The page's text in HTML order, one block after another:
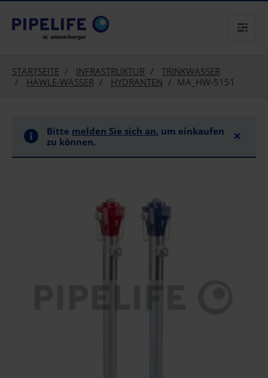
text.skipToContent
text.skipToNavigation
STARTSEITE INFRASTRUKTUR
TRINKWASSER
HAWLE-WASSER
HYDRANTEN MA_HW-5151
Bitte melden Sie sich an, um einkaufen
zu können.
×